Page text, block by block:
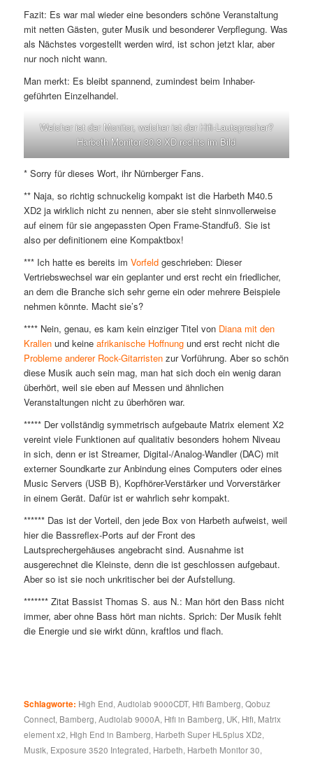
Fazit: Es war mal wieder eine besonders schöne Veranstaltung
mit netten Gästen, guter Musik und besonderer Verpflegung. Was
als Nächstes vorgestellt werden wird, ist schon jetzt klar, aber
nur noch nicht wann.
Man merkt: Es bleibt spannend, zumindest beim Inhaber-
geführten Einzelhandel.
Welcher ist der Monitor, welcher ist der Hifi-Lautsprecher?
HarbethMonitor 30.3 XDrechts im Bild
* Sorry für dieses Wort, ihr Nürnberger Fans.
** Naja, so richtig schnuckelig kompakt ist die Harbeth M40.5
XD2 ja wirklich nicht zu nennen, aber sie steht sinnvollerweise
auf einem für sie angepassten Open Frame-Standfuß. Sie ist
also per definitionem eine Kompaktbox!
*** Ich hatte es bereits im Vorfeldgeschrieben: Dieser
Vertriebswechsel war ein geplanter und erst recht ein friedlicher,
an dem die Branche sich sehr gerne ein oder mehrere Beispiele
nehmen könnte. Macht sie’s?
**** Nein, genau, es kam kein einziger Titel von Diana mit den
Krallenund keine afrikanische Hoffnungund erst recht nicht die
Probleme anderer Rock-Gitarristenzur Vorführung. Aber so schön
diese Musik auch sein mag, man hat sich doch ein wenig daran
überhört, weil sie eben auf Messen und ähnlichen
Veranstaltungen nicht zu überhören war.
***** Der vollständig symmetrisch aufgebaute Matrix element X2
vereint viele Funktionen auf qualitativ besonders hohem Niveau
in sich, denn er ist Streamer, Digital-/Analog-Wandler (DAC) mit
externer Soundkarte zur Anbindung eines Computers oder eines
Music Servers (USB B), Kopfhörer-Verstärker und Vorverstärker
in einem Gerät. Dafür ist er wahrlich sehr kompakt.
****** Das ist der Vorteil, den jede Box von Harbeth aufweist, weil
hier die Bassreflex-Ports auf der Front des
Lautsprechergehäuses angebracht sind. Ausnahme ist
ausgerechnet die Kleinste, denn die ist geschlossen aufgebaut.
Aber so ist sie noch unkritischer bei der Aufstellung.
******* Zitat Bassist Thomas S. aus N.: Man hört den Bass nicht
immer, aber ohne Bass hört man nichts. Sprich: Der Musik fehlt
die Energie und sie wirkt dünn, kraftlos und flach.
Schlagworte: High End,Audiolab 9000CDT, Hifi Bamberg,Qobuz
Connect, Bamberg,Audiolab 9000A, Hifi in Bamberg, UK, Hifi, Matrix
element x2, High End in Bamberg, Harbeth Super HL5plus XD2,
Musik, Exposure 3520 Integrated, Harbeth, Harbeth Monitor 30,